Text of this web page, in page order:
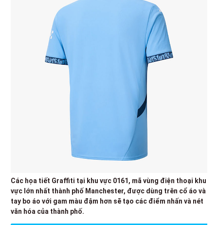
Các họa tiết Graffiti tại khu vực 0161, mã vùng điện thoại khu
vực lớn nhất thành phố Manchester, được dùng trên cổ áo và
tay bo áo với gam màu đậm hơn sẽ tạo các điểm nhấn và nét
văn hóa của thành phố.